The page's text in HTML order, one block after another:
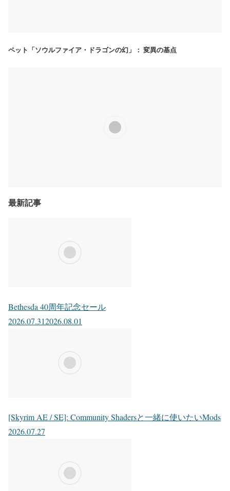
ペット「ソウルファイア・ドラゴンの幻」： 変異の基点
最新記事
Bethesda 40周年記念セール
2026.07.312026.08.01
[Skyrim AE / SE]: Community Shadersと一緒に使いたいMods
2026.07.27